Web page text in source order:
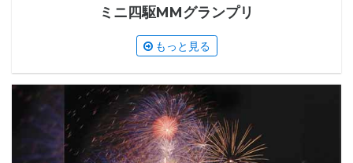
ミニ四駆MMグランプリ
もっと見る